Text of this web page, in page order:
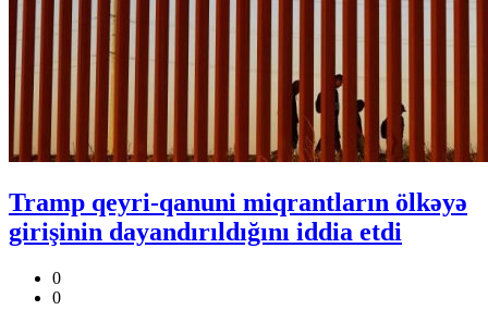
Tramp qeyri-qanuni miqrantların ölkəyə
girişinin dayandırıldığını iddia etdi
0
0